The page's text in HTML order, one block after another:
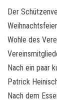
Der
Wohle des
Nach ein paar
Patrick
Nach dem